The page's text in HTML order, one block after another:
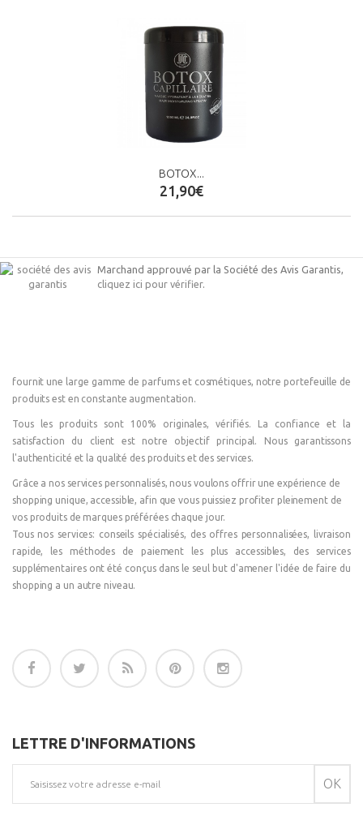
BOTOX...
21,90€
Marchand approuvé par la Société des Avis Garantis,
cliquez ici pour vérifier.
fournit une large gamme de parfums et cosmétiques, notre portefeuille de
produits est en constante augmentation.
Tous les produits sont 100% originales, vérifiés. La confiance et la
satisfaction du client est notre objectif principal. Nous garantissons
l'authenticité et la qualité des produits et des services.
Grâce a nos services personnalisés, nous voulons offrir une expérience de
shopping unique, accessible, afin que vous puissiez profiter pleinement de
vos produits de marques préférées chaque jour.
Tous nos services: conseils spécialisés, des offres personnalisées, livraison
rapide, les méthodes de paiement les plus accessibles, des services
supplémentaires ont été conçus dans le seul but d'amener l'idée de faire du
shopping a un autre niveau.
LETTRE D'INFORMATIONS
OK